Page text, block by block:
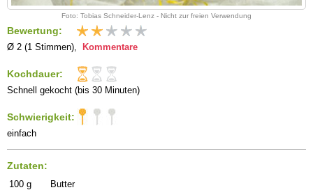
Foto: Tobias Schneider-Lenz - Nicht zur freien Verwendung
Bewertung:
Ø 2 (1 Stimmen), Kommentare
Kochdauer:
Schnell gekocht (bis 30 Minuten)
Schwierigkeit:
einfach
Zutaten:
100 g
Butter